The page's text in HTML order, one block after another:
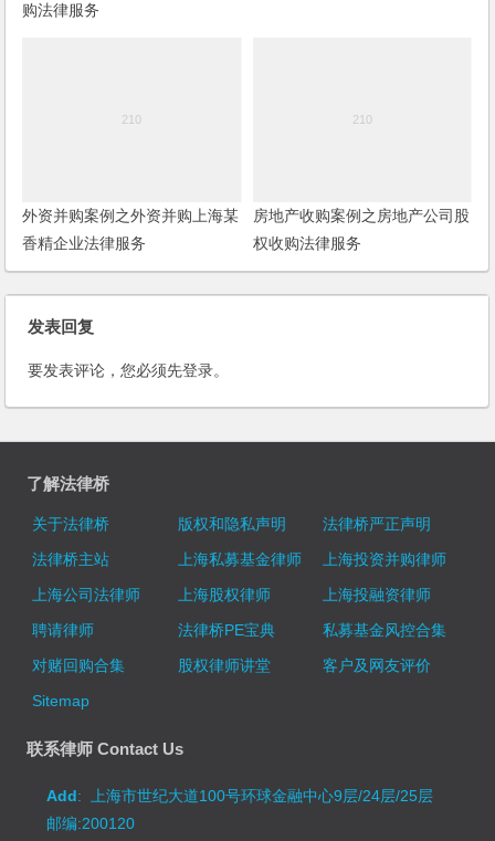
购法律服务
外资并购案例之外资并购上海某
香精企业法律服务
房地产收购案例之房地产公司股
权收购法律服务
发表回复
要发表评论，您必须先登录。
了解法律桥
关于法律桥 版权和隐私声明
法律桥严正声明
法律桥主站
上海私募基金律师
上海投资并购律师
上海公司法律师
上海股权律师
上海投融资律师
聘请律师
法律桥PE宝典
私募基金风控合集
对赌回购合集
股权律师讲堂
客户及网友评价
Sitemap
联系律师 Contact Us
Add: 上海市世纪大道100号环球金融中心9层/24层/25层
邮编:200120